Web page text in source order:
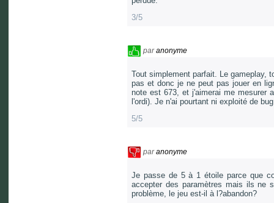
3/5
paranonyme
Tout simplement parfait. Le gameplay,
pas et donc je ne peut pas jouer en
note est 673, et j'aimerai me mesurer
l'ordi). Je n'ai pourtant ni exploité de
5/5
paranonyme
Je passe de 5 à 1 étoile parce que
accepter des paramètres mais ils ne
problème, le jeu est-il à l?abandon?